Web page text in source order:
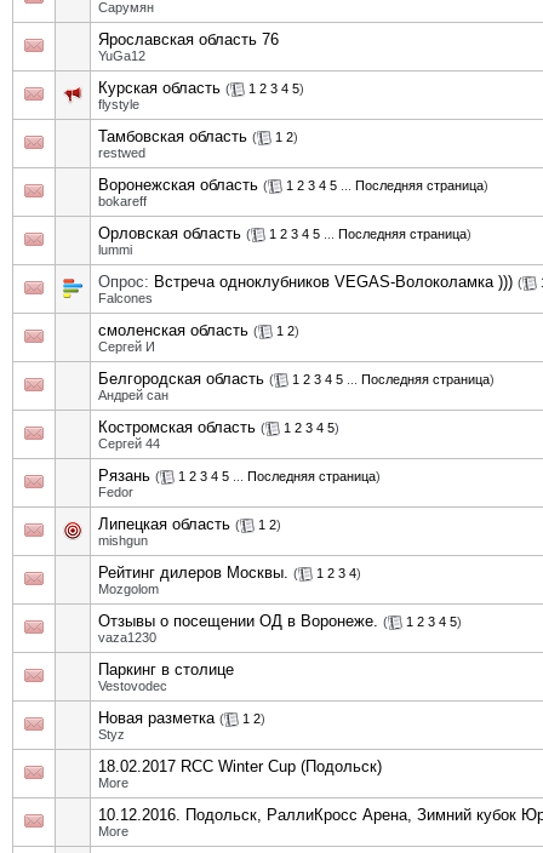
Сарумян
Ярославская область 76
YuGa12
Курская область ( 1 2 3 4 5)
flystyle
Тамбовская область ( 1 2)
restwed
Воронежская область ( 1 2 3 4 5 Последняя страница)
bokareff
Орловская область ( 1 2 3 4 5 Последняя страница)
lummi
Опрос: Встреча одноклубников VEGAS-Волоколамка ))) (
Falcones
смоленская область ( 1 2)
Сергей И
Белгородская область ( 1 2 3 4 5 Последняя страница)
Андрей сан
Костромская область ( 1 2 3 4 5)
Сергей 44
Рязань ( 1 2 3 4 5 Последняя страница)
Fedor
Липецкая область ( 1 2)
mishgun
Рейтинг дилеров Москвы. ( 1 2 3 4)
Mozgolom
Отзывы о посещении ОД в Воронеже. ( 1 2 3 4 5)
vaza1230
Паркинг в столице
Vestovodec
Новая разметка ( 1 2)
Styz
18.02.2017 RCC Winter Cup (Подольск)
More
10.12.2016. Подольск, РаллиКросс Арена, Зимний кубок
More